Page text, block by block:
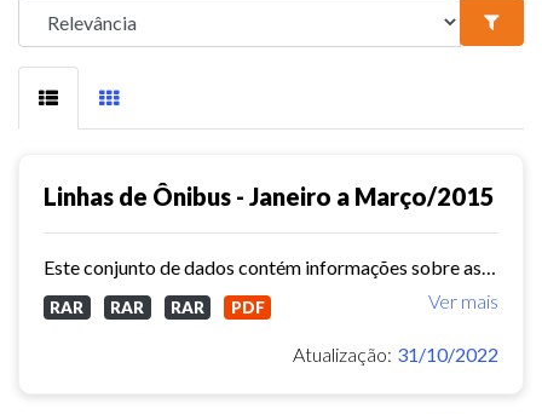
Linhas de Ônibus - Janeiro a Março/2015
Ver mais
RAR RAR RAR PDF
Atualização: 31/10/2022